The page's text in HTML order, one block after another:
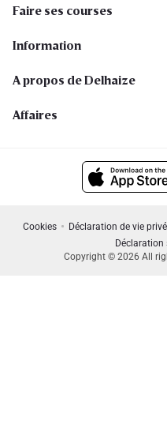
Faire ses courses
Information
A propos de Delhaize
Affaires
Cookies Déclaration de vie
Copyright © 2026 All